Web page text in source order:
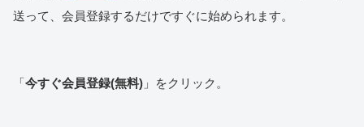
送って、会員登録するだけですぐに始められます。
「今すぐ会員登録(無料) 」をクリック。